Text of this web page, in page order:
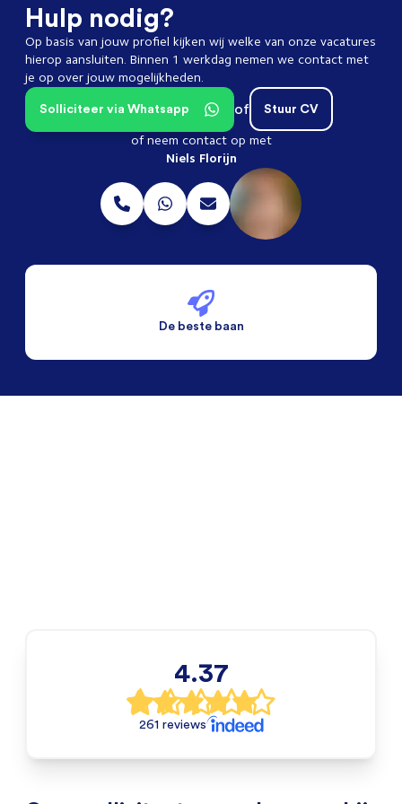
Hulp nodig?
Op basis van jouw profiel kijken wij welke van onze vacatures
hierop aansluiten. Binnen 1 werkdag nemen we contact met
je op over jouw mogelijkheden.
Stuur CV
of
Solliciteer via Whatsapp
of neem contact op met
Niels Florijn
De beste baan
4.37
261 reviews